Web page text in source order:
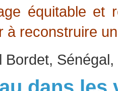
équitable et
à reconstruire
Bordet,